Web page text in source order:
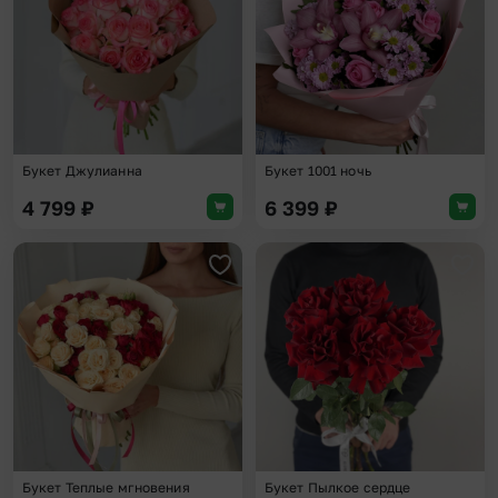
Букет Джулианна
4 799 ₽
Букет 1001 ночь
6 399 ₽
Добавить в избранное
Букет Теплые мгновения Букет Пылкое сердце